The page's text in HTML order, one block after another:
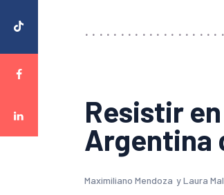
Resistir
Argentina
Maximiliano Mendoza yLaura